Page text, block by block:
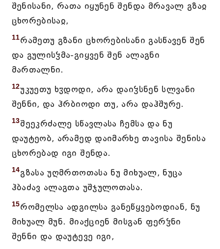
შენისანი, რათა იყუნენ შენდა მრავალ გზაჲ
ცხორებისაჲ,
11რამეთუ გზანი ცხორებისანი გასწავენ შენ
და გულისჴმა-გიყვენ შენ ალაგნი
მართალნი.
12უკუეთუ ხჳდოდი, არა დაიჴსნენ სლვანი
შენნი, და ჰრბიოდი თუ, არა დაჰშურე.
13შეეკრძალე სწავლასა ჩემსა და ნუ
დაუტეობ, არამედ დაიმარხე თავისა შენისა
ცხორებად იგი შენდა.
14გზასა უღმრთოთასა ნუ მიხუალ, ნუცა
ჰბაძავ ალაგთა უშჯულოთასა.
15რომელსა ადგილსა განეწყვებოდიან, ნუ
მიხუალ მუნ. მიაქციენ მისგან ფერჴნი
შენნი და დაუტევე იგი,